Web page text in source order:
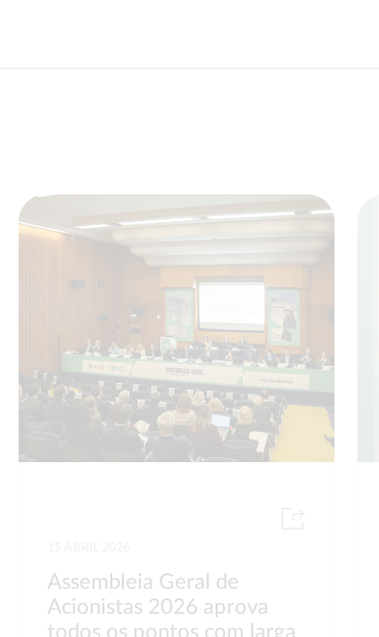
Assembleia Geral de
Acionistas 2026 aprova
todos os pontos com larga